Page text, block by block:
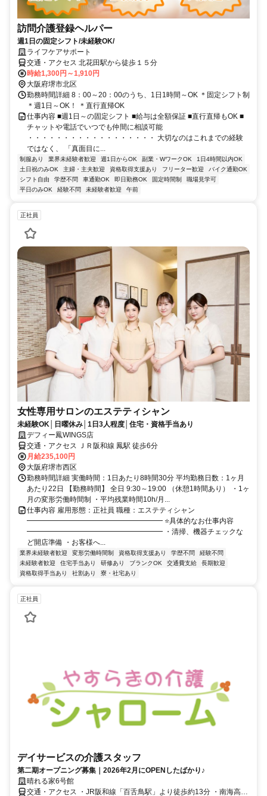
訪問介護登録ヘルパー
週1日の固定シフト/未経験OK/
ライフケアサポート
交通・アクセス 北花田駅から徒歩１５分
時給1,300円～1,910円
大阪府堺市北区
勤務時間詳細 8：00～20：00のうち、1日1時間～OK ＊固定シフト制
＊週1日～OK！ ＊直行直帰OK
仕事内容 ■週1日～の固定シフト ■給与は全額保証 ■直行直帰もOK ■
チャットや電話でいつでも仲間に相談可能
・・・・・・・・・・・・・・・・・・ 大切なのはこれまでの経験
ではなく、 「真面目に...
制服あり 業界未経験者歓迎 週1日からOK 副業・WワークOK
1日4時間以内OK
土日祝のみOK
主婦・主夫歓迎 資格取得支援あり フリーター歓迎
バイク通勤OK
シフト自由
学歴不問 車通勤OK 即日勤務OK 固定時間制
職場見学可
平日のみOK
経験不問 未経験者歓迎 午前
正社員
女性専用サロンのエステティシャン
未経験OK│日曜休み│1日3人程度│住宅・資格手当あり
デフィー鳳WINGS店
交通・アクセス ＪＲ阪和線 鳳駅 徒歩6分
月給235,100円
大阪府堺市西区
勤務時間詳細 実働時間：1日あたり8時間30分 平均勤務日数：1ヶ月
あたり22日 【勤務時間】 全日 9:30～19:00 （休憩1時間あり） ・1ヶ
月の変形労働時間制 ・平均残業時間10h/月...
仕事内容 雇用形態：正社員 職種：エステティシャン
━━━━━━━━━━━━━━━━━━━ ⭐具体的なお仕事内容
━━━━━━━━━━━━━━━━━━━ ・清掃、機器チェックな
ど開店準備 ・お客様へ...
業界未経験者歓迎 変形労働時間制 資格取得支援あり 学歴不問
経験不問
未経験者歓迎
住宅手当あり 研修あり ブランクOK 交通費支給
長期歓迎
資格取得手当あり
社割あり 寮・社宅あり
正社員
デイサービスの介護スタッフ
第二期オープニング募集｜2026年2月にOPENしたばかり♪
晴れる家6号館
交通・アクセス ・JR阪和線「百舌鳥駅」より徒歩約13分 ・南海高野